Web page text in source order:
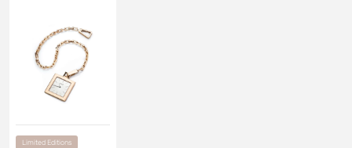
Limited Editions